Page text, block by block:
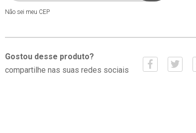
Não sei meu CEP
Gostou desse produto?
compartilhe nas suas redes sociais